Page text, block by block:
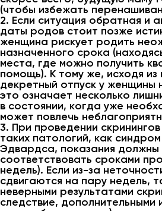
(чтобы избежать
2. Если ситуация обратная и
даты родов стоит позже
женщина рискует родить
назначенного срока
места, где можно получить
помощь). К тому же, исходя из
декретный отпуск у женщины
это означает несколько
в состоянии, когда уже
может повлечь
3. При проведении
таких патологий, как
Эдвардса, показания должны
соответствовать сроками
недель). Если из-за
сдвигаются на пару недель,
неверными результатами
следствие, дополнительными